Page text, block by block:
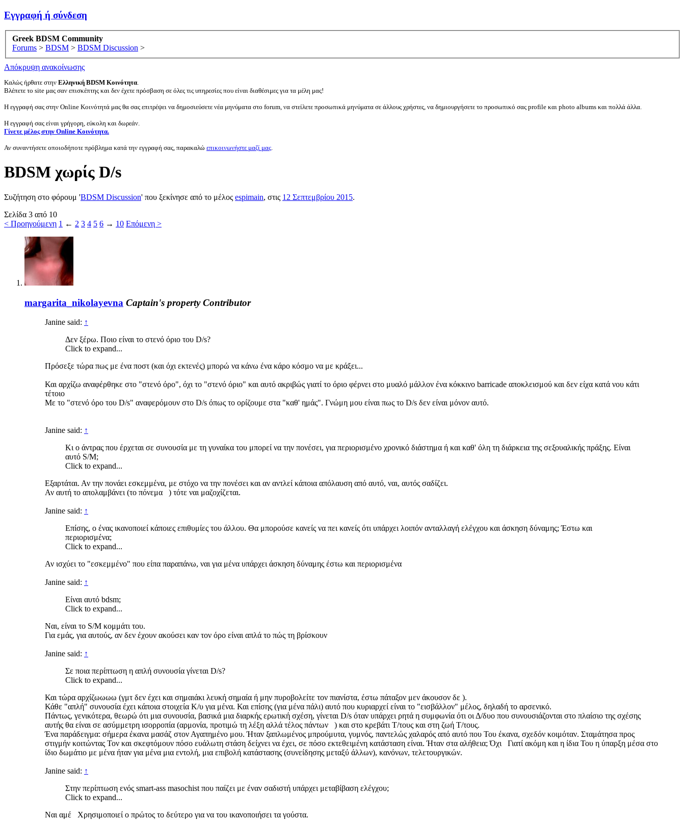
Εγγραφή ή σύνδεση
Greek BDSM Community
Forums > BDSM > BDSM Discussion >
Απόκρυψη ανακοίνωσης
Καλώς ήρθατε στην Ελληνική BDSM Κοινότητα.
Βλέπετε το site μας σαν επισκέπτης και δεν έχετε πρόσβαση σε όλες τις υπηρεσίες που είναι διαθέσιμες για τα μέλη μας!
Η εγγραφή σας στην Online Κοινότητά μας θα σας επιτρέψει να δημοσιεύσετε νέα μηνύματα στο forum, να στείλετε προσωπικά μηνύματα σε άλλους χρήστες, να δημιουργήσετε το προσωπικό σας profile και photo albums και πολλά άλλα.
Η εγγραφή σας είναι γρήγορη, εύκολη και δωρεάν.
Γίνετε μέλος στην Online Κοινότητα.
Αν συναντήσετε οποιοδήποτε πρόβλημα κατά την εγγραφή σας, παρακαλώ επικοινωνήστε μαζί μας.
BDSM χωρίς D/s
Συζήτηση στο φόρουμ 'BDSM Discussion' που ξεκίνησε από το μέλος espimain, στις 12 Σεπτεμβρίου 2015.
Σελίδα 3 από 10
< Προηγούμενη 1 ← 2 3 4 5 6 → 10 Επόμενη >
margarita_nikolayevna Captain's property Contributor
Janine said: ↑
Δεν ξέρω. Ποιο είναι το στενό όριο του D/s?
Click to expand...
Πρόσεξε τώρα πως με ένα ποστ (και όχι εκτενές) μπορώ να κάνω ένα κάρο κόσμο να με κράξει...
Και αρχίζω αναφέρθηκε στο "στενό όρο", όχι το "στενό όριο" και αυτό ακριβώς γιατί το όριο φέρνει στο μυαλό μάλλον ένα κόκκινο barricade αποκλεισμού και δεν είχα κατά νου κάτι
τέτοιο
Με το "στενό όρο του D/s" αναφερόμουν στο D/s όπως το ορίζουμε στα "καθ' ημάς". Γνώμη μου είναι πως το D/s δεν είναι μόνον αυτό.
Janine said: ↑
Κι ο άντρας που έρχεται σε συνουσία με τη γυναίκα του μπορεί να την πονέσει, για περιορισμένο χρονικό διάστημα ή και καθ' όλη τη διάρκεια της σεξουαλικής πράξης. Είναι
αυτό S/M;
Click to expand...
Εξαρτάται. Αν την πονάει εσκεμμένα, με στόχο να την πονέσει και αν αντλεί κάποια απόλαυση από αυτό, ναι, αυτός σαδίζει.
Αν αυτή το απολαμβάνει (το πόνεμα ) τότε ναι μαζοχίζεται.
Janine said: ↑
Επίσης, ο ένας ικανοποιεί κάποιες επιθυμίες του άλλου. Θα μπορούσε κανείς να πει κανείς ότι υπάρχει λοιπόν ανταλλαγή ελέγχου και άσκηση δύναμης; Έστω και
περιορισμένα;
Click to expand...
Αν ισχύει το "εσκεμμένο" που είπα παραπάνω, ναι για μένα υπάρχει άσκηση δύναμης έστω και περιορισμένα
Janine said: ↑
Είναι αυτό bdsm;
Click to expand...
Ναι, είναι το S/M κομμάτι του.
Για εμάς, για αυτούς, αν δεν έχουν ακούσει καν τον όρο είναι απλά το πώς τη βρίσκουν
Janine said: ↑
Σε ποια περίπτωση η απλή συνουσία γίνεται D/s?
Click to expand...
Και τώρα αρχίζωωωω (γμτ δεν έχει και σημαιάκι λευκή σημαία ή μην πυροβολείτε τον πιανίστα, έστω πάταξον μεν άκουσον δε ).
Κάθε "απλή" συνουσία έχει κάποια στοιχεία Κ/υ για μένα. Και επίσης (για μένα πάλι) αυτό που κυριαρχεί είναι το "εισβάλλον" μέλος, δηλαδή το αρσενικό.
Πάντως, γενικότερα, θεωρώ ότι μια συνουσία, βασικά μια διαρκής ερωτική σχέση, γίνεται D/s όταν υπάρχει ρητά η συμφωνία ότι οι Δ/δυο που συνουσιάζονται στο πλαίσιο της σχέσης
αυτής θα είναι σε ασύμμετρη ισορροπία (αρμονία, προτιμώ τη λέξη αλλά τέλος πάντων ) και στο κρεβάτι Τ/τους και στη ζωή Τ/τους.
Ένα παράδειγμα: σήμερα έκανα μασάζ στον Αγαπημένο μου. Ήταν ξαπλωμένος μπρούμυτα, γυμνός, παντελώς χαλαρός από αυτό που Του έκανα, σχεδόν κοιμόταν. Σταμάτησα προς
στιγμήν κοιτώντας Τον και σκεφτόμουν πόσο ευάλωτη στάση δείχνει να έχει, σε πόσο εκτεθειμένη κατάσταση είναι. Ήταν στα αλήθεια; Όχι Γιατί ακόμη και η ίδια Του η ύπαρξη μέσα στο
ίδιο δωμάτιο με μένα ήταν για μένα μια εντολή, μια επιβολή κατάστασης (συνείδησης μεταξύ άλλων), κανόνων, τελετουργικών.
Janine said: ↑
Στην περίπτωση ενός smart-ass masochist που παίζει με έναν σαδιστή υπάρχει μεταβίβαση ελέγχου;
Click to expand...
Ναι αμέ Χρησιμοποιεί ο πρώτος το δεύτερο για να του ικανοποιήσει τα γούστα.